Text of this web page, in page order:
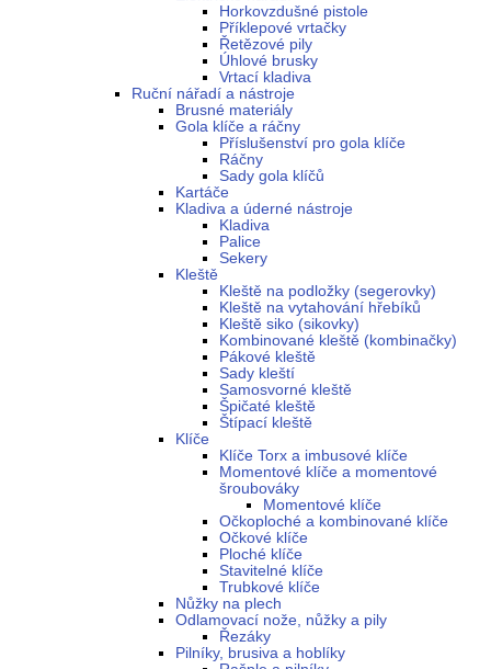
Horkovzdušné pistole
Příklepové vrtačky
Řetězové pily
Úhlové brusky
Vrtací kladiva
Ruční nářadí a nástroje
Brusné materiály
Gola klíče a ráčny
Příslušenství pro gola klíče
Ráčny
Sady gola klíčů
Kartáče
Kladiva a úderné nástroje
Kladiva
Palice
Sekery
Kleště
Kleště na podložky (segerovky)
Kleště na vytahování hřebíků
Kleště siko (sikovky)
Kombinované kleště (kombinačky)
Pákové kleště
Sady kleští
Samosvorné kleště
Špičaté kleště
Štípací kleště
Klíče
Klíče Torx a imbusové klíče
Momentové klíče a momentové
šroubováky
Momentové klíče
Očkoploché a kombinované klíče
Očkové klíče
Ploché klíče
Stavitelné klíče
Trubkové klíče
Nůžky na plech
Odlamovací nože, nůžky a pily
Řezáky
Pilníky, brusiva a hoblíky